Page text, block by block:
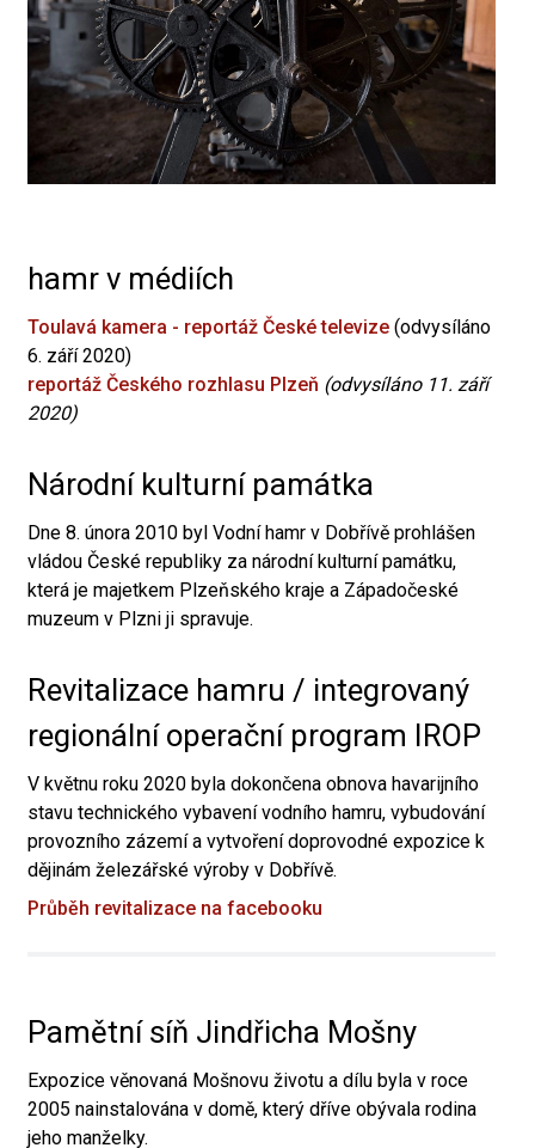
hamr v médiích
Toulavá kamera - reportáž České televize (odvysíláno
6. září 2020)
reportáž Českého rozhlasu Plzeň (odvysíláno 11. září
2020)
Národní kulturní památka
Dne 8. února 2010 byl Vodní hamr v Dobřívě prohlášen
vládou České republiky za národní kulturní památku,
která je majetkem Plzeňského kraje a Západočeské
muzeum v Plzni ji spravuje.
Revitalizace hamru / integrovaný
regionální operační program IROP
V květnu roku 2020 byla dokončena obnova havarijního
stavu technického vybavení vodního hamru, vybudování
provozního zázemí a vytvoření doprovodné expozice k
dějinám železářské výroby v Dobřívě.
Průběh revitalizace na facebooku
Pamětní síň Jindřicha Mošny
Expozice věnovaná Mošnovu životu a dílu byla v roce
2005 nainstalována v domě, který dříve obývala rodina
jeho manželky.